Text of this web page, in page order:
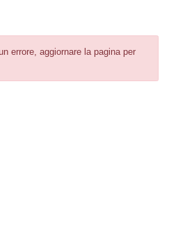
errore, aggiornare la pagina per